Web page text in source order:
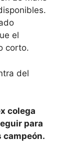
el
corto.
del
colega
para
campeón.